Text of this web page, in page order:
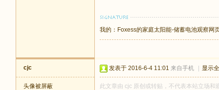
我的： Foxess的家庭太阳能-储蓄电池观察网
cjc
头像被屏蔽
发表于 2016-6-4 11:01 来自手机 显示
此文章由 cjc 原创或转贴，不代表本站立场